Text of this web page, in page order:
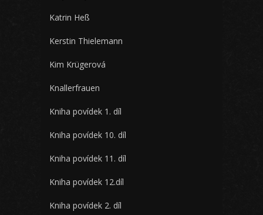
Katrin Heß
Kerstin Thielemann
Kim Krügerová
Knallerfrauen
Kniha povídek 1. díl
Kniha povídek 10. díl
Kniha povídek 11. díl
Kniha povídek 12.díl
Kniha povídek 2. díl